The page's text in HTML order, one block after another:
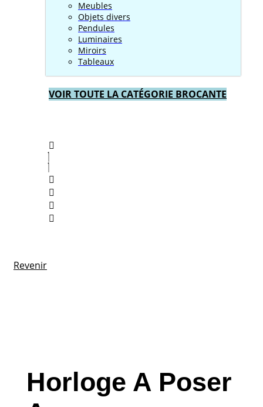
Meubles
Objets divers
Pendules
Luminaires
Miroirs
Tableaux
VOIR TOUTE LA CATÉGORIE BROCANTE
Revenir
Horloge A Poser